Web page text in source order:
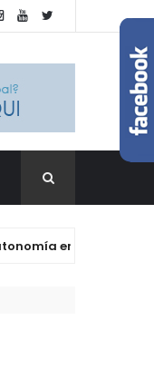
en los próximos dos